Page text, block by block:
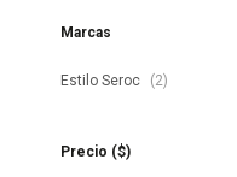
Marcas
Estilo Seroc (2)
Precio ($)